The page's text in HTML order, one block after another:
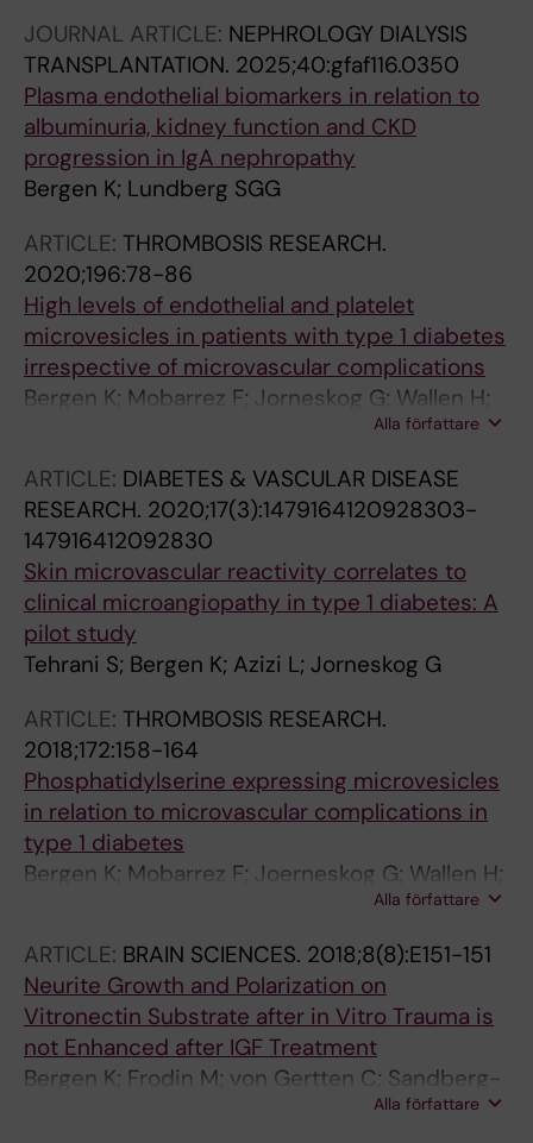
JOURNAL ARTICLE: NEPHROLOGY DIALYSIS
TRANSPLANTATION. 2025;40:gfaf116.0350
Plasma endothelial biomarkers in relation to
albuminuria, kidney function and CKD
progression in IgA nephropathy
Bergen K; Lundberg SGG
ARTICLE: THROMBOSIS RESEARCH.
2020;196:78-86
High levels of endothelial and platelet
microvesicles in patients with type 1 diabetes
irrespective of microvascular complications
Bergen K; Mobarrez F; Jorneskog G; Wallen H;
Alla författare
ARTICLE: DIABETES & VASCULAR DISEASE
RESEARCH. 2020;17(3):1479164120928303-
147916412092830
Skin microvascular reactivity correlates to
clinical microangiopathy in type 1 diabetes: A
pilot study
Tehrani S; Bergen K; Azizi L; Jorneskog G
ARTICLE: THROMBOSIS RESEARCH.
2018;172:158-164
Phosphatidylserine expressing microvesicles
in relation to microvascular complications in
type 1 diabetes
Bergen K; Mobarrez F; Joerneskog G; Wallen H;
Alla författare
ARTICLE: BRAIN SCIENCES. 2018;8(8):E151-151
Neurite Growth and Polarization on
Vitronectin Substrate after in Vitro Trauma is
not Enhanced after IGF Treatment
Bergen K; Frodin M; von Gertten C; Sandberg-
Alla författare